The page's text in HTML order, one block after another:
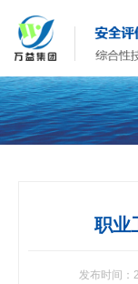
职业
发布时间：